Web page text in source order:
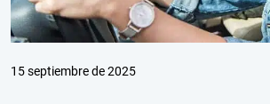
15 septiembre de 2025